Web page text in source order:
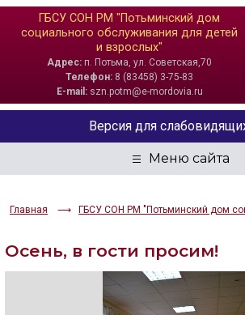
ГБСУ СОН РМ "Потьминский дом
социального обслуживания для детей
и взрослых"
Адрес: п. Потьма, ул. Советская,70
Телефон: 8 (83458) 3-75-83
E-mail:szn.potm@e-mordovia.ru
Главная ГБСУ СОН РМ "Потьминский дом
Версия для
ЦВЕТОВАЯ СХЕМА
Aa Aa Aa
ИЗОБРАЖЕНИЯ
Осень, в гости просим!